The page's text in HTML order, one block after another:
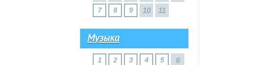
7 8 9 10 11
Музыка
1 2 3 4 5
6